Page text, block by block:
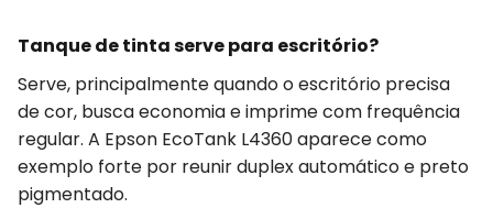
Tanque de tinta serve para escritório?
Serve, principalmente quando o escritório precisa
de cor, busca economia e imprime com frequência
regular. A Epson EcoTank L4360 aparece como
exemplo forte por reunir duplex automático e preto
pigmentado.